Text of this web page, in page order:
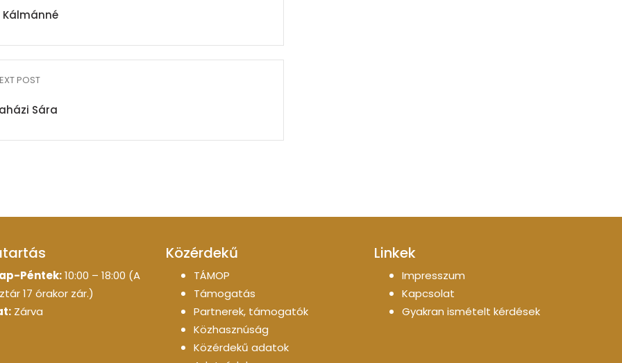
Kálmánné
POST
Sára
Péntek:10:00 – 18:00 (A
17 órakor zár.)
Zárva
Közérdekű
TÁMOP
Támogatás
Partnerek, támogatók
Közhasznúság
Közérdekű adatok
Linkek
Impresszum
Kapcsolat
Gyakran ismételt kérdések